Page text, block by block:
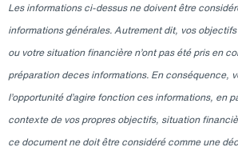
Les informations ci-dessus ne doivent être
informations générales. Autrement dit, vos
ou votre situation financière n’ont pas été pris en
préparation deces informations. En conséquence,
l’opportunité d’agire fonction ces informations, en
contexte de vos propres objectifs, situation
ce document ne doit être considéré comme une